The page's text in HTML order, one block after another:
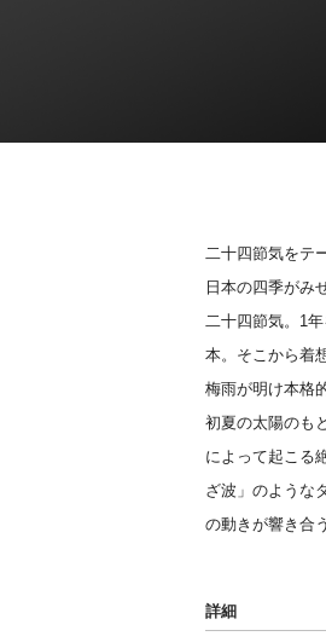
二十四節気をテ
日本の四季がみ
二十四節気。1
本。そこから着
梅雨が明け本格
初夏の太陽のも
によって起こる
ざ波」のような
の動きが響き合
詳細